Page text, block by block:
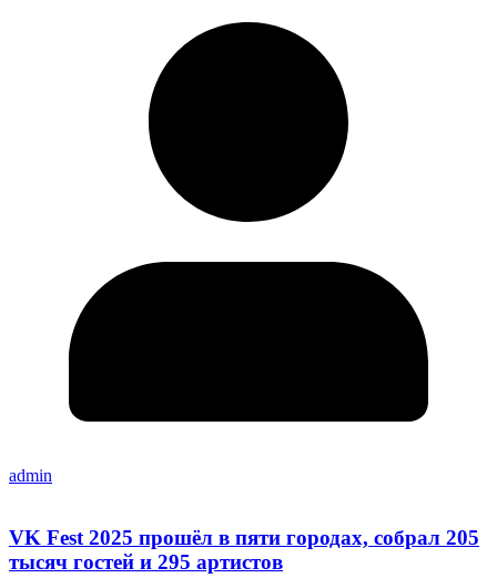
admin
VK Fest 2025 прошёл в пяти городах, собрал 205
тысяч гостей и 295 артистов